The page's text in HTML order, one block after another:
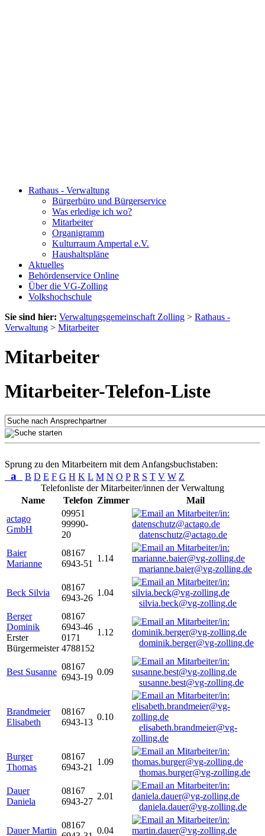
Rathaus - Verwaltung
Bürgerbüro und Bürgerservice
Was erledige ich wo?
Mitarbeiter
Organigramm
Kulturraum Ampertal e.V.
Haushaltspläne
Aktuelles
Behördenservice Online
Über die VG-Zolling
Volkshochschule
Sie sind hier: Verwaltungsgemeinschaft Zolling > Rathaus -
Verwaltung > Mitarbeiter
Mitarbeiter
Mitarbeiter-Telefon-Liste
Sprung zu den Mitarbeitern mit dem Anfangsbuchstaben:
a B D E F G H K L M N O P R S T V W Z
Telefonliste der Mitarbeiter/innen der Verwaltung
Name
Telefon Zimmer
Mail
actago
GmbH
09951
99990-
20
datenschutz@actago.de
Baier
Marianne
08167
6943-51
1.14
marianne.baier@vg-zolling.de
Beck Silvia
08167
6943-26
1.04
silvia.beck@vg-zolling.de
Berger
Dominik
Erster
Bürgermeister
08167
6943-46
0171
4788152
1.12
dominik.berger@vg-zolling.de
Best Susanne
08167
6943-19
0.09
susanne.best@vg-zolling.de
Brandmeier
Elisabeth
08167
6943-13
0.10
elisabeth.brandmeier@vg-
zolling.de
Burger
Thomas
08167
6943-21
1.09
thomas.burger@vg-zolling.de
Dauer
Daniela
08167
6943-27
2.01
daniela.dauer@vg-zolling.de
Dauer Martin
08167
0.04